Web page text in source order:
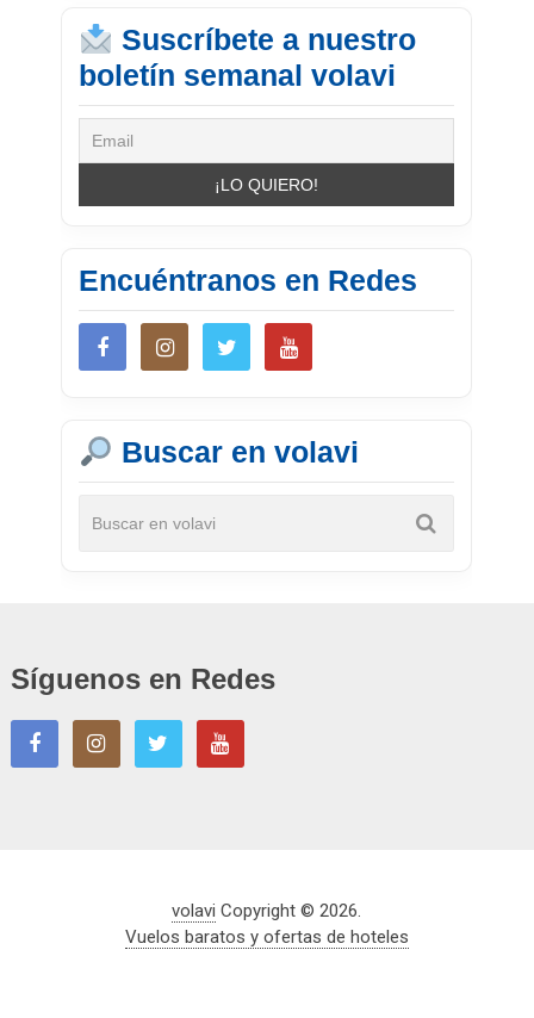
Suscríbete a nuestro
boletín semanal volavi
Encuéntranos en Redes
Buscar en volavi
Síguenos en Redes
volavi Copyright © 2026.
Vuelos baratos y ofertas de hoteles